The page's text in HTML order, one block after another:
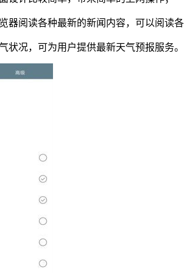
器阅读各种最新的新闻内容，可以阅读各
状况，可为用户提供最新天气预报服务。